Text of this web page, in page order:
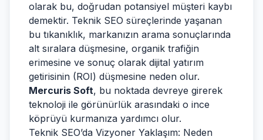
olarak bu, doğrudan potansiyel müşteri kaybı
demektir. Teknik SEO süreçlerinde yaşanan
bu tıkanıklık, markanızın arama sonuçlarında
alt sıralara düşmesine, organik trafiğin
erimesine ve sonuç olarak dijital yatırım
getirisinin (ROI) düşmesine neden olur.
Mercuris Soft, bu noktada devreye girerek
teknoloji ile görünürlük arasındaki o ince
köprüyü kurmanıza yardımcı olur.
Teknik SEO’da Vizyoner Yaklaşım: Neden